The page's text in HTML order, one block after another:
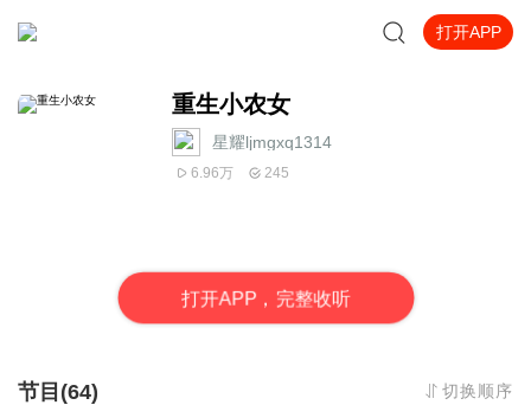
打开APP
重生小农女
星耀ljmgxq1314
6.96万 245
打开APP，完整收听
节目(64) 切换顺序